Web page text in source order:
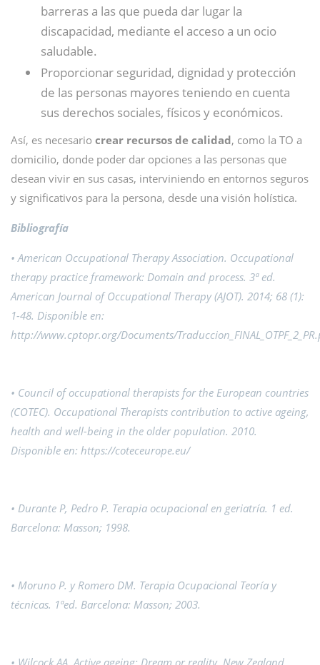
barreras a las que pueda dar lugar la
discapacidad, mediante el acceso a un ocio
saludable.
Proporcionar seguridad, dignidad y protección
de las personas mayores teniendo en cuenta
sus derechos sociales, físicos y económicos.
Así, es necesario crear recursos de calidad, como la TO a
domicilio, donde poder dar opciones a las personas que
desean vivir en sus casas, interviniendo en entornos seguros
y significativos para la persona, desde una visión holística.
Bibliografía
• American Occupational Therapy Association. Occupational
therapy practice framework: Domain and process. 3ª ed.
American Journal of Occupational Therapy (AJOT). 2014; 68 (1):
1-48. Disponible en:
http://www.cptopr.org/Documents/
• Council of occupational therapists for the European countries
(COTEC). Occupational Therapists contribution to active ageing,
health and well-being in the older population. 2010.
Disponible en: https://coteceurope.eu/
• Durante P, Pedro P. Terapia ocupacional en geriatría. 1 ed.
Barcelona: Masson; 1998.
• Moruno P. y Romero DM. Terapia Ocupacional Teoría y
técnicas. 1ªed. Barcelona: Masson; 2003.
• Wilcock AA, Active ageing: Dream or reality. New Zealand